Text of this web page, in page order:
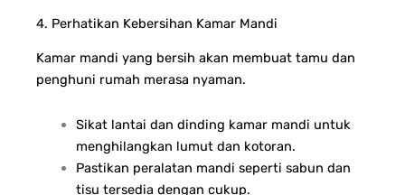
4. Perhatikan Kebersihan Kamar Mandi
Kamar mandi yang bersih akan membuat tamu dan
penghuni rumah merasa nyaman.
Sikat lantai dan dinding kamar mandi untuk
menghilangkan lumut dan kotoran.
Pastikan peralatan mandi seperti sabun dan
tisu tersedia dengan cukup.